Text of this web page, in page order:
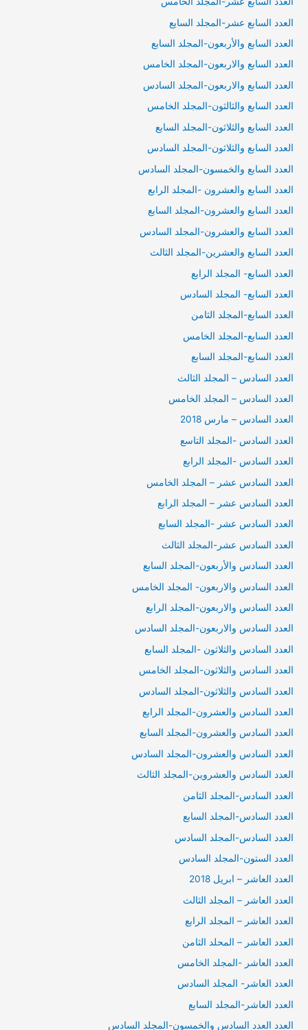
العدد السابع عشر-المجلد السايع
العدد السابع والأربعون-المجلد السابع
العدد السابع والاربعون-المجلد الخامس
العدد السابع والاربعون-المجلد السادس
العدد السابع والثالثون-المجلد الخامس
العدد السابع والثلاثون-المجلد السابع
العدد السابع والثلاثون-المجلد السادس
العدد السابع والخمسون-المجلد السادس
العدد السابع والعشرون -المجلد الرابع
العدد السابع والعشرون-المجلد السابع
العدد السابع والعشرون-المجلد السادس
العدد السابع والعشرين-المجلد الثالث
العدد السابع- المجلد الرابع
العدد السابع- المجلد السادس
العدد السابع-المجلد الثامن
العدد السابع-المجلد الخامس
العدد السابع-المجلد السابع
العدد السادس – المجلد الثالث
العدد السادس – المجلد الخامس
العدد السادس – مارس 2018
العدد السادس -المجلد التاسع
العدد السادس -المجلد الرابع
العدد السادس عشر – المجلد الخامس
العدد السادس عشر – المجلد الرابع
العدد السادس عشر -المجلد السابع
العدد السادس عشر-المجلد الثالث
العدد السادس والأربعون-المجلد السابع
العدد السادس والاربعون- المجلد الخامس
العدد السادس والاربعون-المجلد الرابع
العدد السادس والاربعون-المجلد السادس
العدد السادس والثلاثون -المجلد السابع
العدد السادس والثلاثون-المجلد الخامس
العدد السادس والثلاثون-المجلد السادس
العدد السادس والعشرون-المجلد الرابع
العدد السادس والعشرون-المجلد السابع
العدد السادس والعشرون-المجلد السادس
العدد السادس والعشروين-المجلد الثالث
العدد السادس-المجلد الثامن
العدد السادس-المجلد السابع
العدد السادس-المجلد السادس
العدد الستون-المجلد السادس
العدد العاشر – ابريل 2018
العدد العاشر – المجلد الثالث
العدد العاشر – المجلد الرابع
العدد العاشر – المحلد الثامن
العدد العاشر -المجلد الخامس
العدد العاشر- المجلد السادس
العدد العاشر-المجلد السابع
العدد العدد السادس والخمسون-المجلد السادس